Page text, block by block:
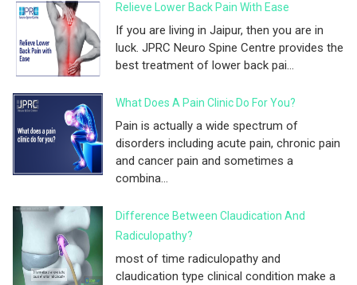
Relieve Lower Back Pain With Ease
If you are living in Jaipur, then you are in
luck. JPRC Neuro Spine Centre provides the
best treatment of lower back pai...
What Does A Pain Clinic Do For You?
Pain is actually a wide spectrum of
disorders including acute pain, chronic pain
and cancer pain and sometimes a
combina...
Difference Between Claudication And
Radiculopathy?
most of time radiculopathy and
claudication type clinical condition make a